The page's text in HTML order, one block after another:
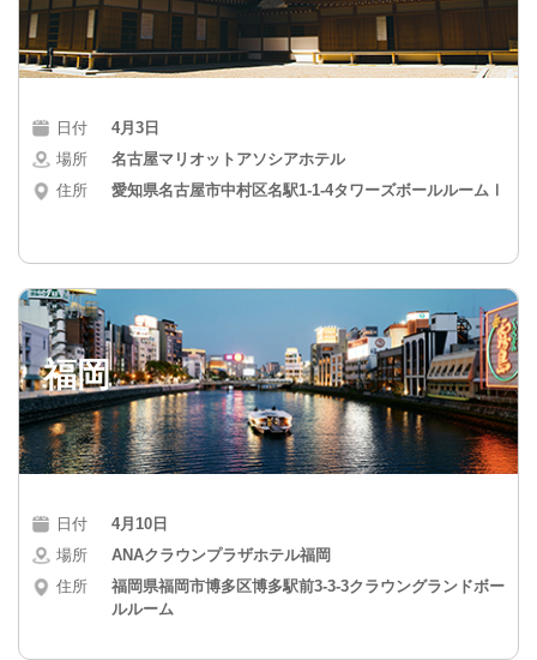
日付
4月3日
場所
名古屋マリオットアソシアホテル
住所
愛知県名古屋市中村区名駅1-1-4タワーズボールルームⅠ
福岡
日付
4月10日
場所
ANAクラウンプラザホテル福岡
住所
福岡県福岡市博多区博多駅前3-3-3クラウングランドボー
ルルーム